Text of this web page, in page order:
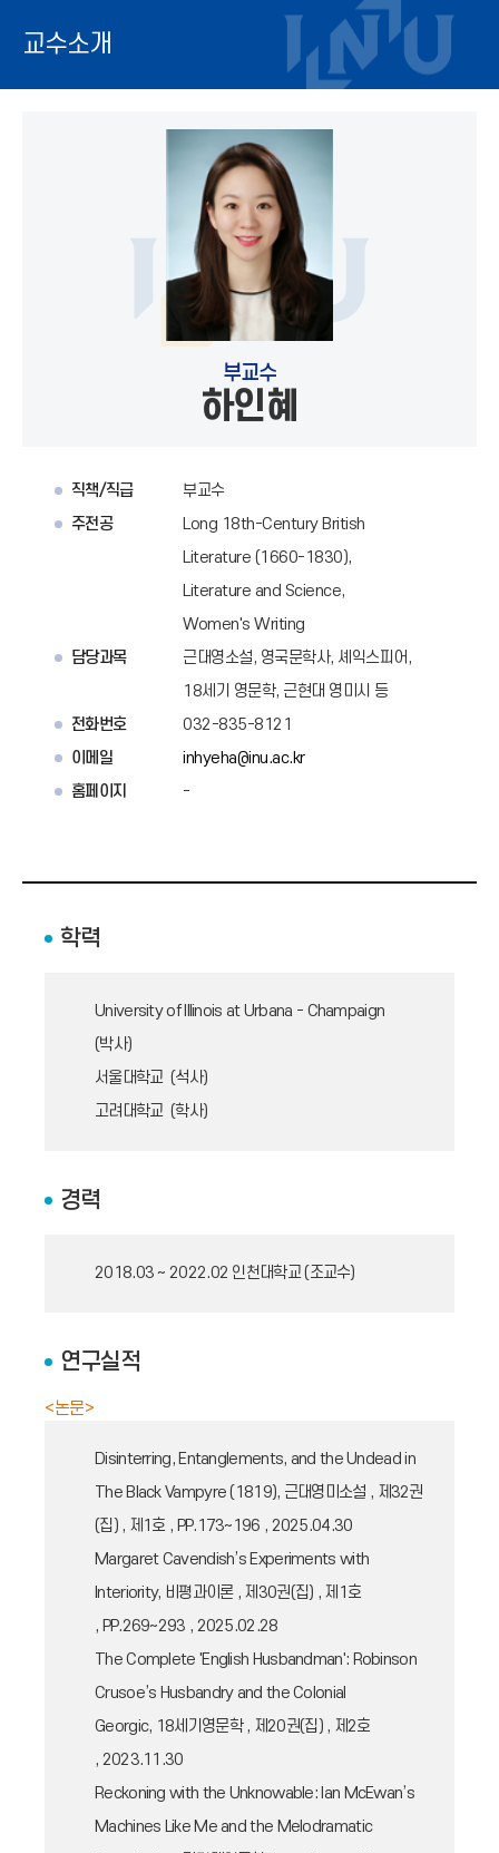
교수소개
부교수
하인혜
직책/직급
부교수
주전공
Long 18th-Century British
Literature (1660-1830),
Literature and Science,
Women's Writing
담당과목
근대영소설, 영국문학사, 셰익스피어,
18세기 영문학, 근현대 영미시 등
전화번호
032-835-8121
이메일
inhyeha@inu.ac.kr
홈페이지
-
학력
University of Illinois at Urbana - Champaign
(박사)
서울대학교 (석사)
고려대학교 (학사)
경력
2018.03 ~ 2022.02 인천대학교 (조교수)
연구실적
<논문>
Disinterring, Entanglements, and the Undead in
The Black Vampyre (1819), 근대영미소설 , 제32권
(집) , 제1호 , PP.173~196 , 2025.04.30
Margaret Cavendish’s Experiments with
Interiority, 비평과이론 , 제30권(집) , 제1호
, PP.269~293 , 2025.02.28
The Complete 'English Husbandman': Robinson
Crusoe’s Husbandry and the Colonial
Georgic, 18세기영문학 , 제20권(집) , 제2호
, 2023.11.30
Reckoning with the Unknowable: Ian McEwan’s
Machines Like Me and the Melodramatic